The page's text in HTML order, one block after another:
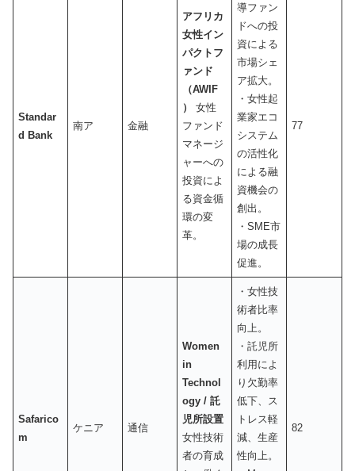
Standar
d Bank
南ア 金融
アフリカ
女性イン
パクトフ
ァンド
（AWIF
）
女性
ファンド
マネージ
ャーへの
投資によ
る資金循
環の変
革。
導ファン
ドへの投
資による
市場シェ
ア拡大。
・女性起
業家エコ
システム
の活性化
による融
資機会の
創出。
・SME市
場の成長
促進。
77
Safarico
m
ケニア 通信
Women
in
Technol
ogy / 託
児所設置
女性技術
者の育成
・女性技
術者比率
向上。
・託児所
利用によ
り欠勤率
低下、ス
トレス軽
減、生産
性向上。
82